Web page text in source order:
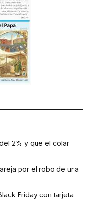
2% y que el dólar
por el robo de una
Friday con tarjeta